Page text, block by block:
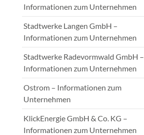
Informationen zum Unternehmen
Stadtwerke Langen GmbH –
Informationen zum Unternehmen
Stadtwerke Radevormwald GmbH –
Informationen zum Unternehmen
Ostrom – Informationen zum
Unternehmen
KlickEnergie GmbH & Co. KG –
Informationen zum Unternehmen